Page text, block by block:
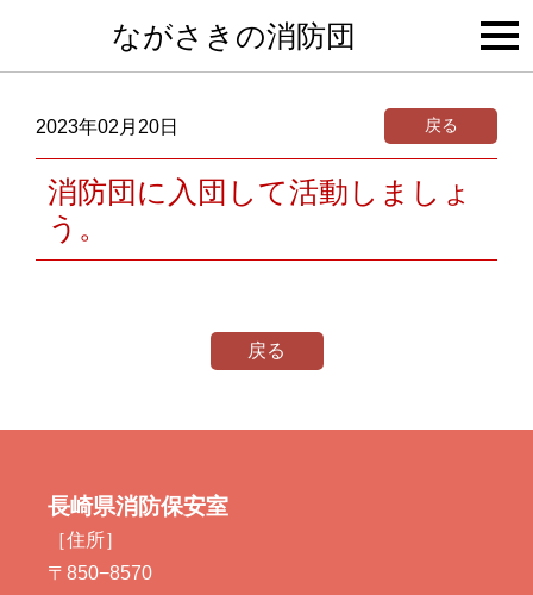
ながさきの消防団
2023年02月20日 戻る
消防団に入団して活動しましょ
う。
戻る
長崎県消防保安室
［住所］
〒850−8570